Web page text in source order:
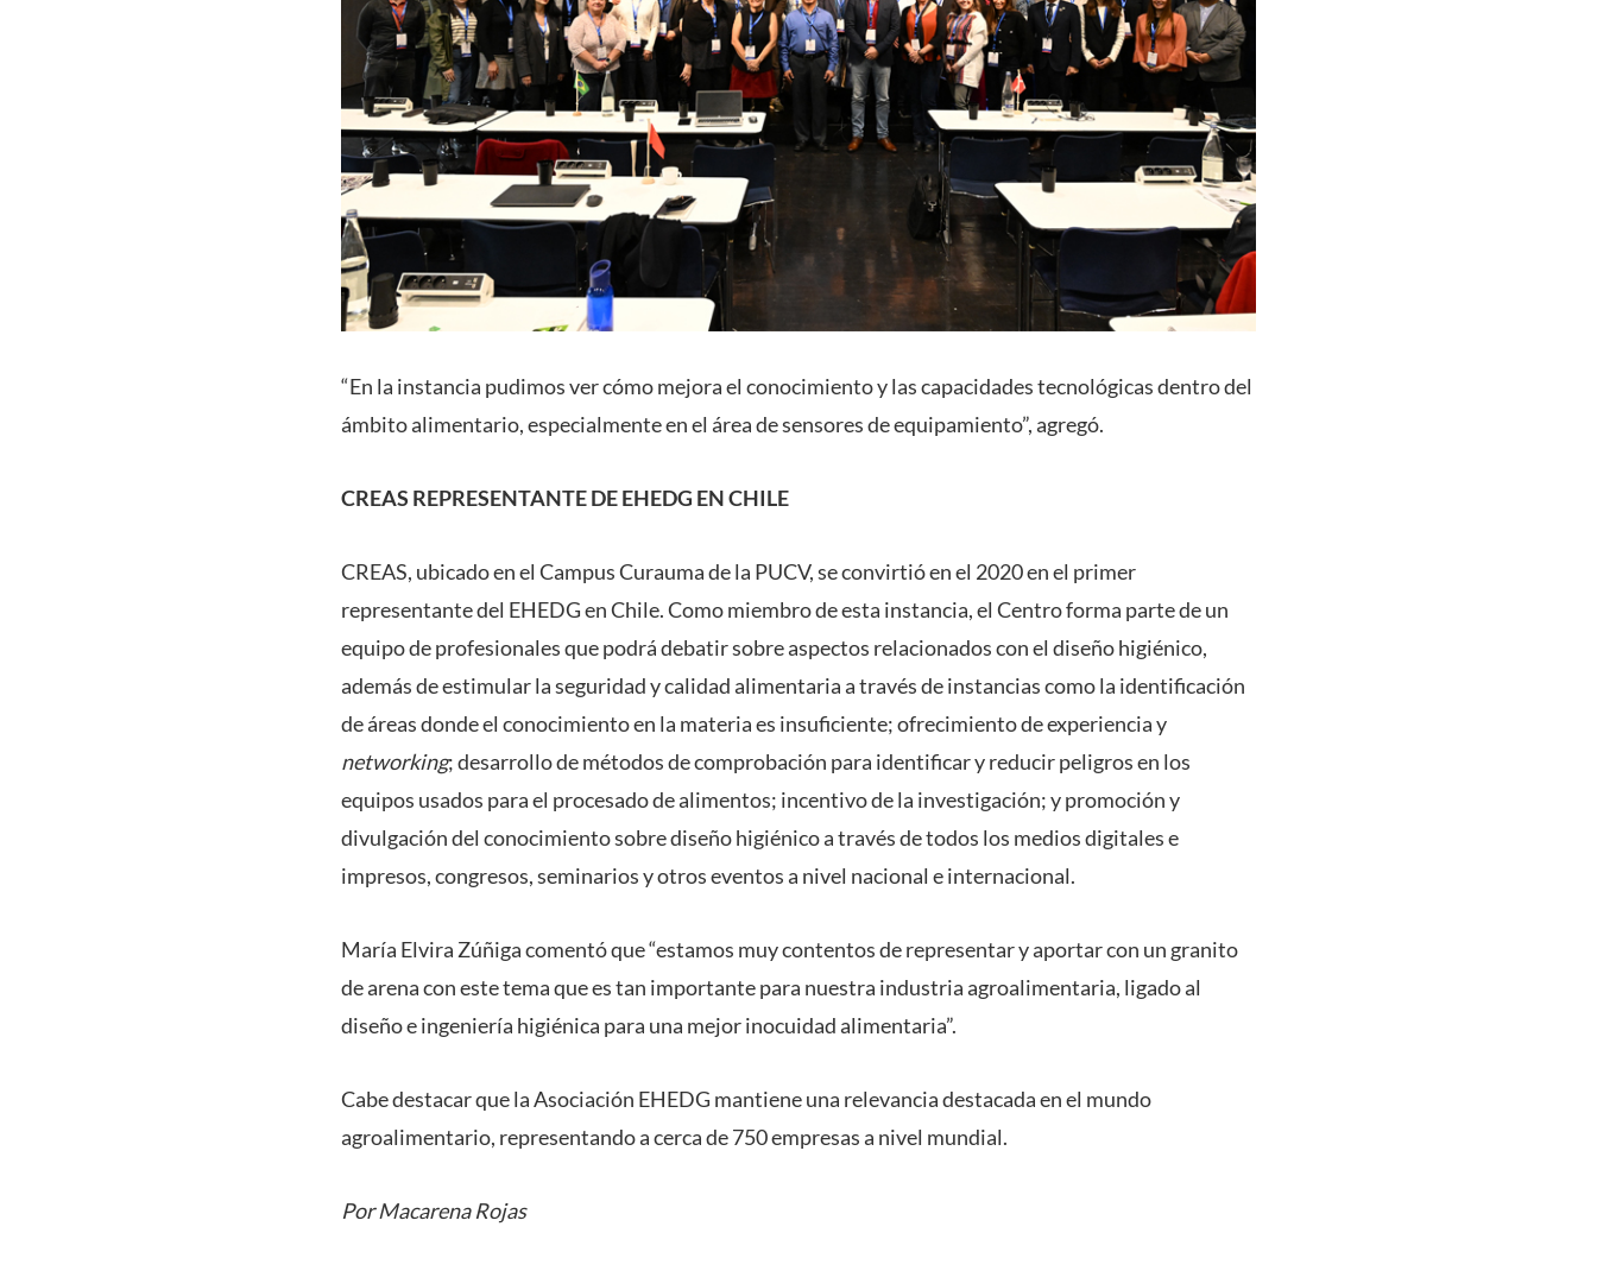
“En la instancia pudimos ver cómo mejora el conocimiento y las capacidades tecnológicas dentro del
ámbito alimentario, especialmente en el área de sensores de equipamiento”, agregó.
CREAS REPRESENTANTE DE EHEDG EN CHILE
CREAS, ubicado en el Campus Curauma de la PUCV, se convirtió en el 2020 en el primer
representante del EHEDG en Chile. Como miembro de esta instancia, el Centro forma parte de un
equipo de profesionales que podrá debatir sobre aspectos relacionados con el diseño higiénico,
además de estimular la seguridad y calidad alimentaria a través de instancias como la identificación
de áreas donde el conocimiento en la materia es insuficiente; ofrecimiento de experiencia y
networking; desarrollo de métodos de comprobación para identificar y reducir peligros en los
equipos usados para el procesado de alimentos; incentivo de la investigación; y promoción y
divulgación del conocimiento sobre diseño higiénico a través de todos los medios digitales e
impresos, congresos, seminarios y otros eventos a nivel nacional e internacional.
María Elvira Zúñiga comentó que “estamos muy contentos de representar y aportar con un granito
de arena con este tema que es tan importante para nuestra industria agroalimentaria, ligado al
diseño e ingeniería higiénica para una mejor inocuidad alimentaria”.
Cabe destacar que la Asociación EHEDG mantiene una relevancia destacada en el mundo
agroalimentario, representando a cerca de 750 empresas a nivel mundial.
Por Macarena Rojas